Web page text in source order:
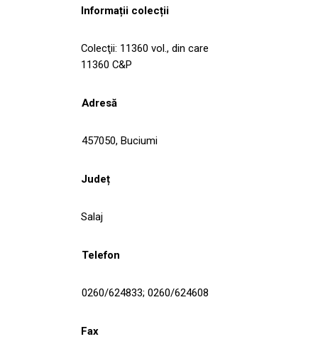
Informații colecții
Colecţii: 11360 vol., din care
11360 C&P
Adresă
457050, Buciumi
Județ
Salaj
Telefon
0260/624833; 0260/624608
Fax